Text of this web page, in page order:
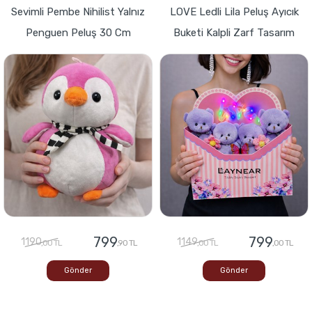
Sevimli Pembe Nihilist Yalnız
Penguen Peluş 30 Cm
1190,00 TL 799,90 TL
Gönder
LOVE Ledli Lila Peluş Ayıcık
Buketi Kalpli Zarf Tasarım
1149,00 TL 799,00 TL
Gönder